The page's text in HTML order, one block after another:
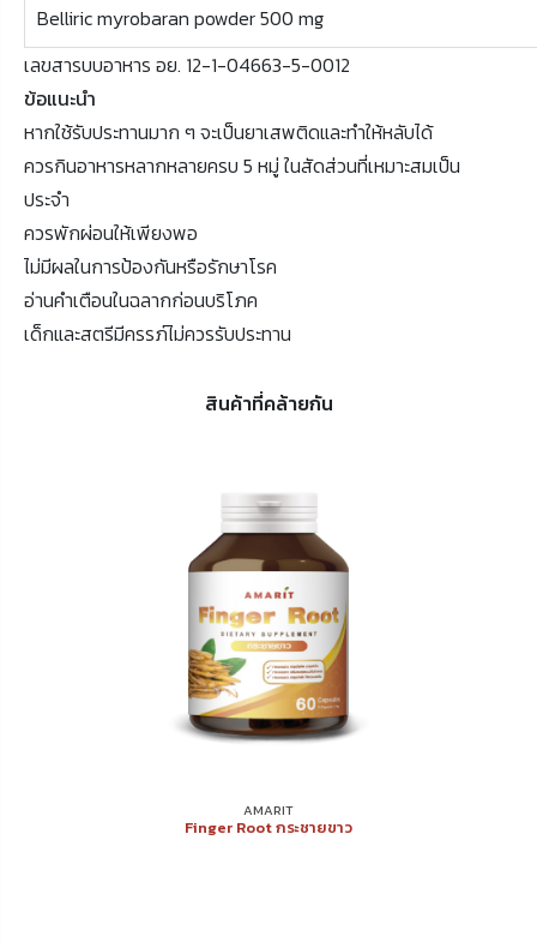
Belliric myrobaran powder 500 mg
เลขสารบบอาหาร อย. 12-1-04663-5-0012
ข้อแนะนำ
หากใช้รับประทานมาก ๆ จะเป็นยาเสพติดและทำให้หลับได้
ควรกินอาหารหลากหลายครบ 5 หมู่ ในสัดส่วนที่เหมาะสมเป็น
ประจำ
ควรพักผ่อนให้เพียงพอ
ไม่มีผลในการป้องกันหรือรักษาโรค
อ่านคำเตือนในฉลากก่อนบริโภค
เด็กและสตรีมีครรภ์ไม่ควรรับประทาน
สินค้าที่คล้ายกัน
AMARIT
Finger Root กระชายขาว